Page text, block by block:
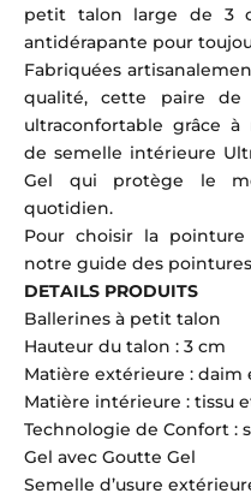
petit talon large de 3
antidérapante pour
Fabriquées
qualité, cette paire de
ultraconfortable grâce
de semelle intérieure
Gel qui protège le
quotidien.
Pour choisir la
notre guide des pointures
DETAILS PRODUITS
Ballerines à petit talon
Hauteur du talon : 3 cm
Matière extérieure : daim
Matière intérieure : tissu
Technologie de Confort :
Gel avec Goutte Gel
Semelle d’usure